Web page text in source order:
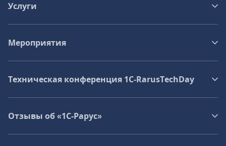
Услуги
Мероприятия
Техническая конференция 1C‑RarusTechDay
Отзывы об «1С-Рарус»